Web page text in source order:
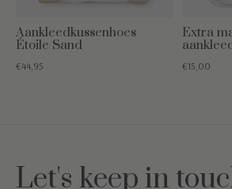
Aankleedkussenhoes
Étoile Sand
€44,95
Extra
€15,00
Let's keep in